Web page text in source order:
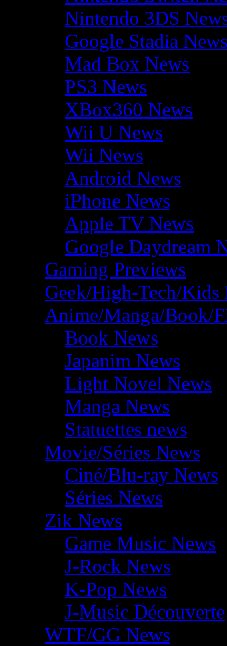
Nintendo 3DS
Google Stadia
Mad Box News
PS3 News
XBox360 News
Wii U News
Wii News
Android News
iPhone News
Apple TV News
Google Daydream
Gaming Previews
Geek/High-Tech/Kids
Anime/Manga/Book/
Book News
Japanim News
Light Novel News
Manga News
Statuettes news
Movie/Séries News
Ciné/Blu-ray News
Séries News
Zik News
Game Music News
J-Rock News
K-Pop News
J-Music Découverte
WTF/GG News